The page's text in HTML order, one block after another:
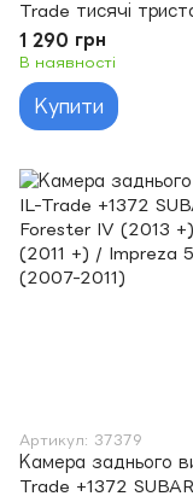
Trade тисячі
двадцять сім
GrandVitara / Jimny
+) / XL-7 (2000-
SX4 5D (2006+)
1 290 грн
В наявності
Купити
Артикул: 37379
Камера заднього
Trade +1372